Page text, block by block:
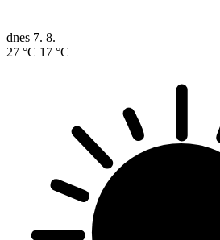
dnes 7. 8.
27 °C 17 °C